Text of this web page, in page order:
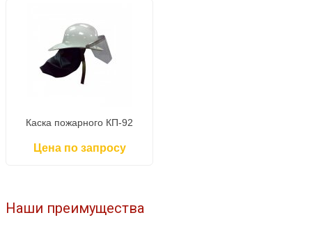
Каска пожарного КП-92
Цена по запросу
Наши преимущества